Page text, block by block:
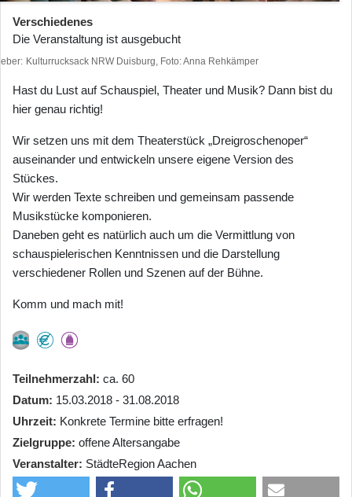
Verschiedenes
Die Veranstaltung ist ausgebucht
Kulturrucksack NRW Duisburg, Foto: Anna Rehkämper
Hast du Lust auf Schauspiel, Theater und Musik? Dann bist du
hier genau richtig!
Wir setzen uns mit dem Theaterstück „Dreigroschenoper“
auseinander und entwickeln unsere eigene Version des
Stückes.
Wir werden Texte schreiben und gemeinsam passende
Musikstücke komponieren.
Daneben geht es natürlich auch um die Vermittlung von
schauspielerischen Kenntnissen und die Darstellung
verschiedener Rollen und Szenen auf der Bühne.
Komm und mach mit!
Teilnehmerzahl ca. 60
Datum 15.03.2018 - 31.08.2018
Uhrzeit Konkrete Termine bitte erfragen!
Zielgruppe offene Altersangabe
Veranstalter StädteRegion Aachen